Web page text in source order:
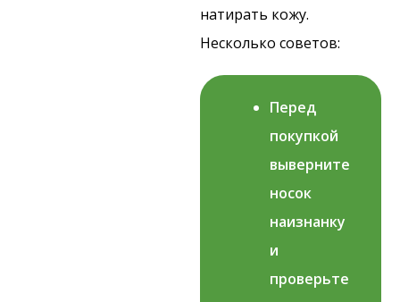
натирать кожу.
Несколько советов:
Перед
покупкой
выверните
носок
наизнанку
и
проверьте